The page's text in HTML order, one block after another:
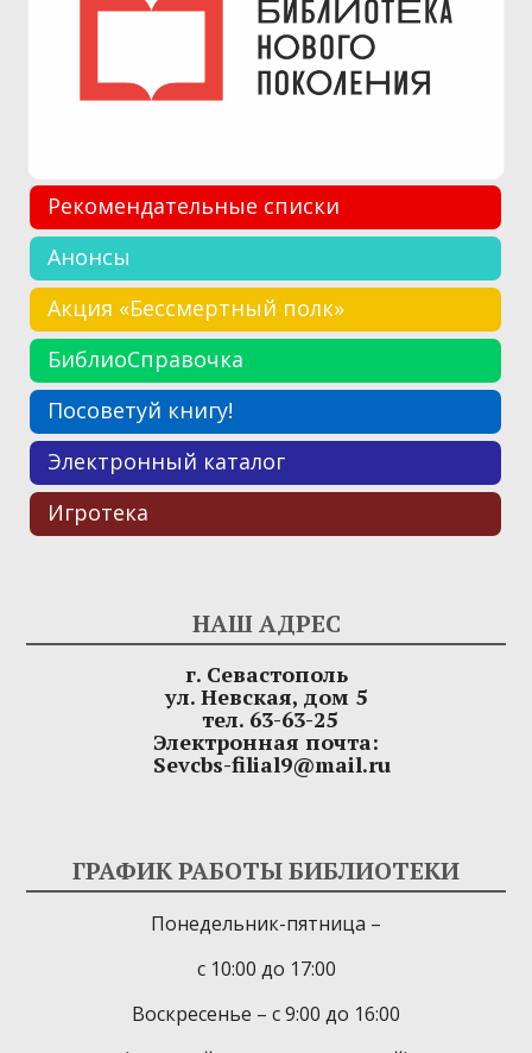
Рекомендательные списки
Анонсы
Акция «Бессмертный полк»
БиблиоСправочка
Посоветуй книгу!
Электронный каталог
Игротека
НАШ АДРЕС
г. Севастополь
ул. Невская, дом 5
тел. 63-63-25
Электронная почта:
Sevcbs-filial9@mail.ru
ГРАФИК РАБОТЫ БИБЛИОТЕКИ
Понедельник-пятница –
с 10:00 до 17:00
Воскресенье – с 9:00 до 16:00